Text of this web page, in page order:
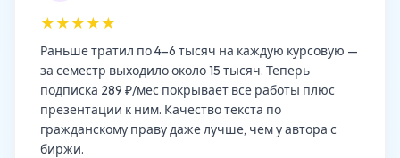
★★★★★
Раньше тратил по 4–6 тысяч на каждую курсовую —
за семестр выходило около 15 тысяч. Теперь
подписка 289 ₽/мес покрывает все работы плюс
презентации к ним. Качество текста по
гражданскому праву даже лучше, чем у автора с
биржи.